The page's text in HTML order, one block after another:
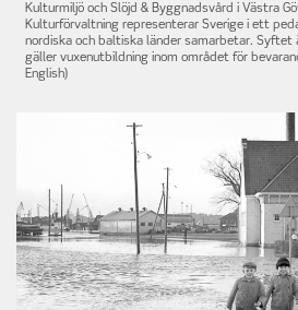
Kulturmiljö och Slöjd & Byggnadsvård i Västra
Kulturförvaltning representerar Sverige i ett
nordiska och baltiska länder samarbetar. Syftet
gäller vuxenutbildning inom området för
English)